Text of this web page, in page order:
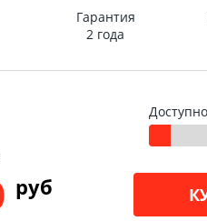
Гарантия
2 года
pуб